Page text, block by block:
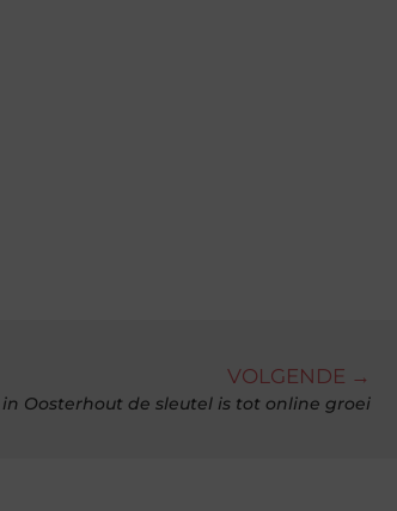
VOLGENDE →
Oosterhout de sleutel is tot online groei